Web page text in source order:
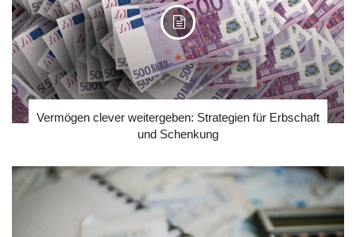
Vermögen clever weitergeben: Strategien für Erbschaft
und Schenkung